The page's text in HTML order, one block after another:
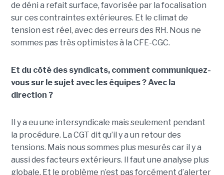
de déni a refait surface, favorisée par la focalisation
sur ces contraintes extérieures. Et le climat de
tension est réel, avec des erreurs des RH. Nous ne
sommes pas très optimistes à la CFE-CGC.
Et du côté des syndicats, comment communiquez-
vous sur le sujet avec les équipes ? Avec la
direction ?
Il y a eu une intersyndicale mais seulement pendant
la procédure. La CGT dit qu’il y a un retour des
tensions. Mais nous sommes plus mesurés car il y a
aussi des facteurs extérieurs. Il faut une analyse plus
globale. Et le problème n’est pas forcément d’alerter